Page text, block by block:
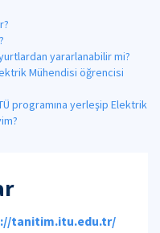
yararlanabilir mi?
Mühendisi öğrencisi
programına yerleşip Elektrik
tanitim.itu.edu.tr/